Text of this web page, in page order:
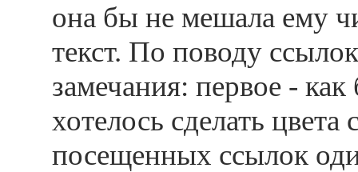
она бы не мешала ему
текст. По поводу
замечания: первое -
хотелось сделать цвета
посещенных ссылок